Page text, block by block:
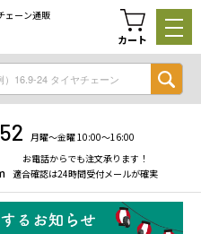
ェーン通販
カート
月曜〜金曜 10:00〜16:00
お電話からでも注文承ります！
適合確認は24時間受付メールが確実